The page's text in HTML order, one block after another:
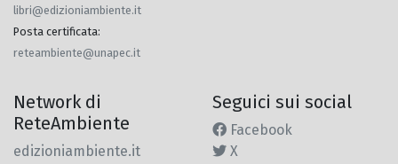
libri@edizioniambiente.it
Posta certificata:
reteambiente@unapec.it
Network di
ReteAmbiente
edizioniambiente.it
Seguici sui social
Facebook
X